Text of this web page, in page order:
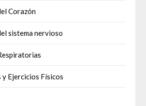
Corazón
sistema nervioso
Ejercicios Físicos